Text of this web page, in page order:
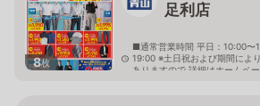
8枚
足利店
■通常営業時間 平日：10:00〜
19:00 ※土日祝および期間によ
ありますので 詳細はホームペ